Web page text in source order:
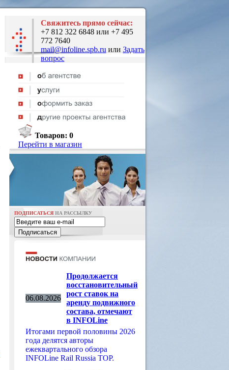
Свяжитесь прямо сейчас:
+7 812 322 6848 или +7 495
772 7640
mail@infoline.spb.ru или Задать
вопрос
Товаров: 0
Перейти в магазин
ПОДПИСАТЬСЯ НА РАССЫЛКУ
06.08.2026
Продолжается
восстановительный
рост ставок на
аренду подвижного
состава, отмечают
в INFOLine
Итогами первой половины 2026
года делятся авторы
ежеквартального обзора
INFOLine Rail Russia TOP.